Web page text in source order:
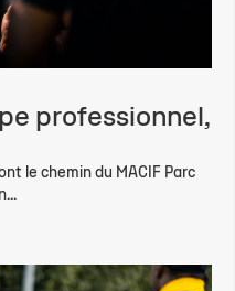
professionnel,
le chemin du MACIF Parc